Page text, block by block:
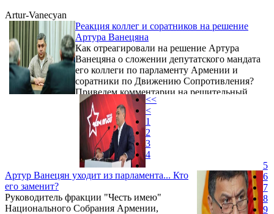
Artur-Vanecyan
Реакция коллег и соратников на решение
Артура Ванецяна
Как отреагировали на решение Артура
Ванецяна о сложении депутатского мандата
его коллеги по парламенту Армении и
соратники по Движению Сопротивления?
Приведем комментарии на решительный
шаг экс-руководителя СНБ Армении,
высказанные Арменом Ашотяном и
Ишханом Сагателяном.
Артур Ванецян уходит из парламента... Кто
его заменит?
Руководитель фракции "Честь имею"
Национального Собрания Армении,
<<
<
1
2
3
4
5
6
7
8
9